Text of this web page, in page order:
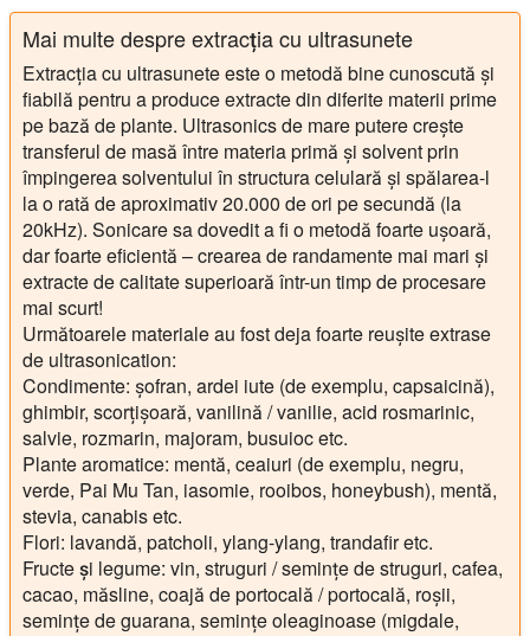
Mai multe despre extracția cu ultrasunete
Extracția cu ultrasunete este o metodă bine cunoscută și
fiabilă pentru a produce extracte din diferite materii prime
pe bază de plante. Ultrasonics de mare putere crește
transferul de masă între materia primă și solvent prin
împingerea solventului în structura celulară și spălarea-l
la o rată de aproximativ 20.000 de ori pe secundă (la
20kHz). Sonicare sa dovedit a fi o metodă foarte ușoară,
dar foarte eficientă – crearea de randamente mai mari și
extracte de calitate superioară într-un timp de procesare
mai scurt!
Următoarele materiale au fost deja foarte reușite extrase
de ultrasonication:
Condimente: șofran, ardei iute (de exemplu, capsaicină),
ghimbir, scorțișoară, vanilină / vanilie, acid rosmarinic,
salvie, rozmarin, majoram, busuioc etc.
Plante aromatice: mentă, ceaiuri (de exemplu, negru,
verde, Pai Mu Tan, iasomie, rooibos, honeybush), mentă,
stevia, canabis etc.
Flori: lavandă, patcholi, ylang-ylang, trandafir etc.
Fructe și legume: vin, struguri / semințe de struguri, cafea,
cacao, măsline, coajă de portocală / portocală, roșii,
semințe de guarana, semințe oleaginoase (migdale,